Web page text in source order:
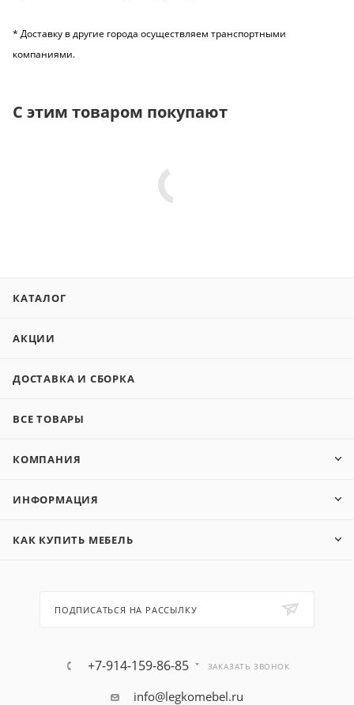
* Доставку в другие города осуществляем транспортными
компаниями.
С этим товаром покупают
КАТАЛОГ
АКЦИИ
ДОСТАВКА И СБОРКА
ВСЕ ТОВАРЫ
КОМПАНИЯ
ИНФОРМАЦИЯ
КАК КУПИТЬ МЕБЕЛЬ
ПОДПИСАТЬСЯ НА РАССЫЛКУ
+7-914-159-86-85 ЗАКАЗАТЬ ЗВОНОК
info@legkomebel.ru